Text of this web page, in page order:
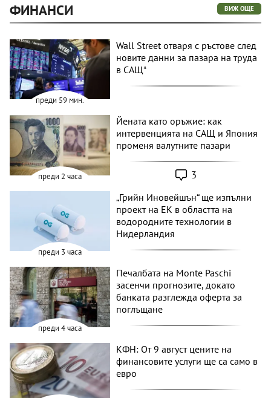
ФИНАНСИ ВИЖ ОЩЕ
преди 59 мин.
Wall Street отваря с ръстове след
новите данни за пазара на труда
в САЩ*
преди 2 часа
Йената като оръжие: как
интервенцията на САЩ и Япония
променя валутните пазари
3
преди 3 часа
„Грийн Иновейшън“ ще изпълни
проект на ЕК в областта на
водородните технологии в
Нидерландия
преди 4 часа
Печалбата на Monte Paschi
засенчи прогнозите, докато
банката разглежда оферта за
поглъщане
КФН: От 9 август цените на
финансовите услуги ще са само в
евро